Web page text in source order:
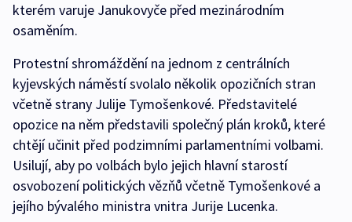
kterém varuje Janukovyče před mezinárodním
osaměním.
Protestní shromáždění na jednom z centrálních
kyjevských náměstí svolalo několik opozičních stran
včetně strany Julije Tymošenkové. Představitelé
opozice na něm představili společný plán kroků, které
chtějí učinit před podzimními parlamentními volbami.
Usilují, aby po volbách bylo jejich hlavní starostí
osvobození politických vězňů včetně Tymošenkové a
jejího bývalého ministra vnitra Jurije Lucenka.